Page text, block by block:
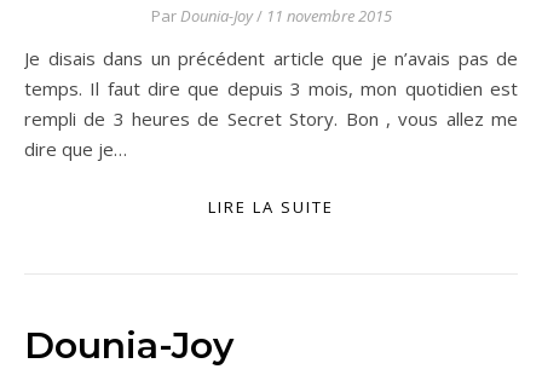
ParDounia-Joy/ 11 novembre 2015
Je disais dans un précédent article que je n’avais pas de
temps. Il faut dire que depuis 3 mois, mon quotidien est
rempli de 3 heures de Secret Story. Bon , vous allez me
dire que je…
LIRE LA SUITE
Dounia-Joy